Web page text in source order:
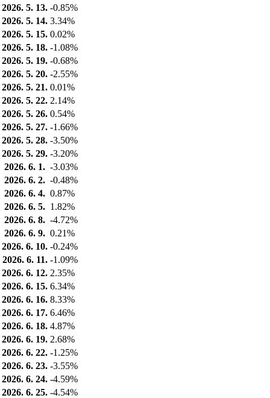
2026. 5. 13. -0.85%
2026. 5. 14. 3.34%
2026. 5. 15. 0.02%
2026. 5. 18. -1.08%
2026. 5. 19. -0.68%
2026. 5. 20. -2.55%
2026. 5. 21. 0.01%
2026. 5. 22. 2.14%
2026. 5. 26. 0.54%
2026. 5. 27. -1.66%
2026. 5. 28. -3.50%
2026. 5. 29. -3.20%
2026. 6. 1. -3.03%
2026. 6. 2. -0.48%
2026. 6. 4. 0.87%
2026. 6. 5. 1.82%
2026. 6. 8. -4.72%
2026. 6. 9. 0.21%
2026. 6. 10. -0.24%
2026. 6. 11. -1.09%
2026. 6. 12. 2.35%
2026. 6. 15. 6.34%
2026. 6. 16. 8.33%
2026. 6. 17. 6.46%
2026. 6. 18. 4.87%
2026. 6. 19. 2.68%
2026. 6. 22. -1.25%
2026. 6. 23. -3.55%
2026. 6. 24. -4.59%
2026. 6. 25. -4.54%